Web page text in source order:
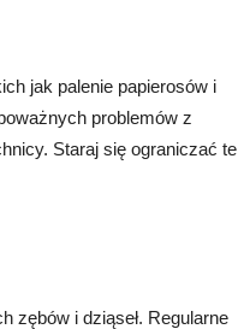
jak palenie papierosów i
problemów z
Staraj się ograniczać te
zębów i dziąseł. Regularne